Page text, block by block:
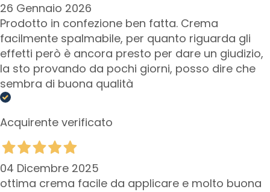
S
i
e
r
i
e
t
t
i
v
i
26 Gennaio 2026
Prodotto in confezione ben fatta. Crema
facilmente spalmabile, per quanto riguarda gli
effetti però è ancora presto per dare un giudizio,
la sto provando da pochi giorni, posso dire che
sembra di buona qualità
Acquirente verificato
04 Dicembre 2025
ottima crema facile da applicare e molto buona